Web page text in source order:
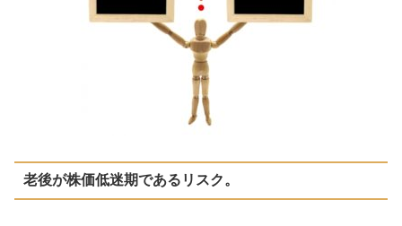
老後が株価低迷期であるリスク。